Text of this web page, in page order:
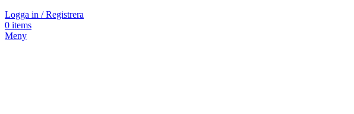
Logga in / Registrera
0 items
Meny